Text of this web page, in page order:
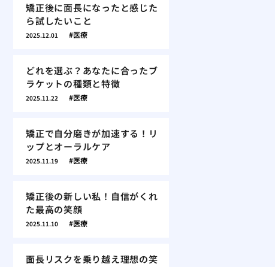
矯正後に面長になったと感じた
ら試したいこと
2025.12.01 医療
どれを選ぶ？あなたに合ったブ
ラケットの種類と特徴
2025.11.22 医療
矯正で自分磨きが加速する！リ
ップとオーラルケア
2025.11.19 医療
矯正後の新しい私！自信がくれ
た最高の笑顔
2025.11.10 医療
面長リスクを乗り越え理想の笑